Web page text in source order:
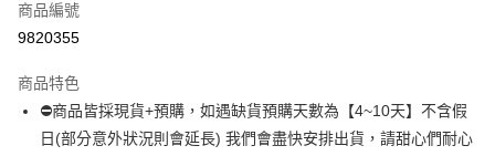
超商取貨付款
Apple Pay
街口支付
商品編號
9820355
商品特色
⛔商品皆採現貨+預購，如遇缺貨預購天數為【4~10天】不含假
日(部分意外狀況則會延長) 我們會盡快安排出貨，請甜心們耐心